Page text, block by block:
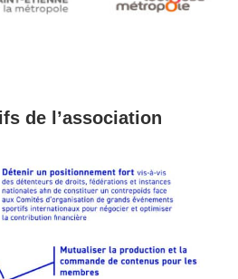
de l’association